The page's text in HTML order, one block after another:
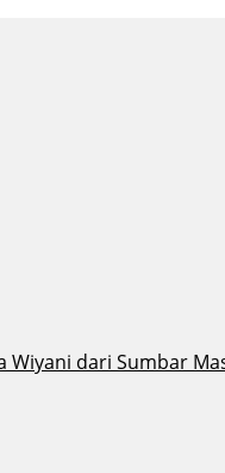
Wiyani dari Sumbar